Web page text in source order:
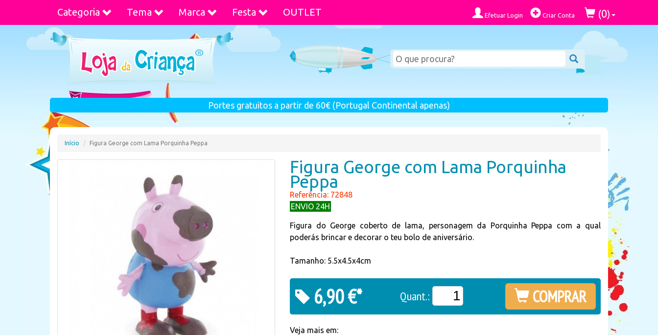
Categoria Tema Marca Festa OUTLET Efetuar Login Criar Conta (0)
Portes gratuitos a partir de 60€ (Portugal Continental apenas)
Início Figura George com Lama Porquinha Peppa
Figura George com Lama Porquinha
Peppa
Referência: 72848
ENVIO 24H
Figura do George coberto de lama, personagem da Porquinha Peppa com a qual
poderás brincar e decorar o teu bolo de aniversário.
Tamanho: 5.5x4.5x4cm
6,90 €* Quant.: COMPRAR
Veja mais em: